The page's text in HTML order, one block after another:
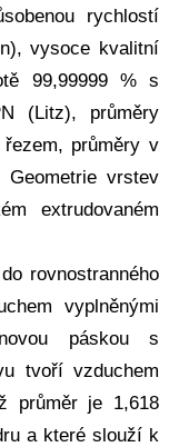
rychlostí
vysoce kvalitní
99,99999 % s
(Litz), průměry
průměry v
vrstev
extrudovaném
rovnostranného
vyplněnými
páskou s
tvoří vzduchem
průměr je 1,618
a které slouží k